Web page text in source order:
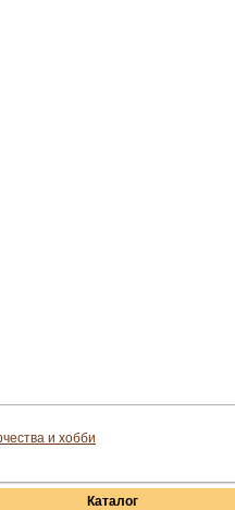
и хобби
Каталог